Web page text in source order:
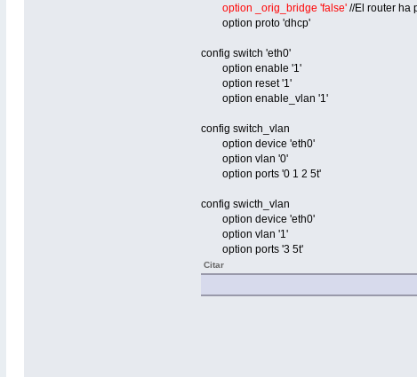
option _orig_bridge 'false' //El router ha
option proto 'dhcp'
config switch 'eth0'
option enable '1'
option reset '1'
option enable_vlan '1'
config switch_vlan
option device 'eth0'
option vlan '0'
option ports '0 1 2 5t'
config swicth_vlan
option device 'eth0'
option vlan '1'
option ports '3 5t'
Citar